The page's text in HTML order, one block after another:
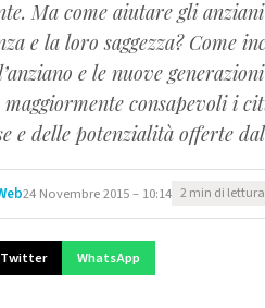
Ma come aiutare gli
e la loro saggezza? Come
e le nuove
consapevoli i
e delle potenzialità offerte
24 Novembre 2015 – 10:14 2 min di lettura
WhatsApp